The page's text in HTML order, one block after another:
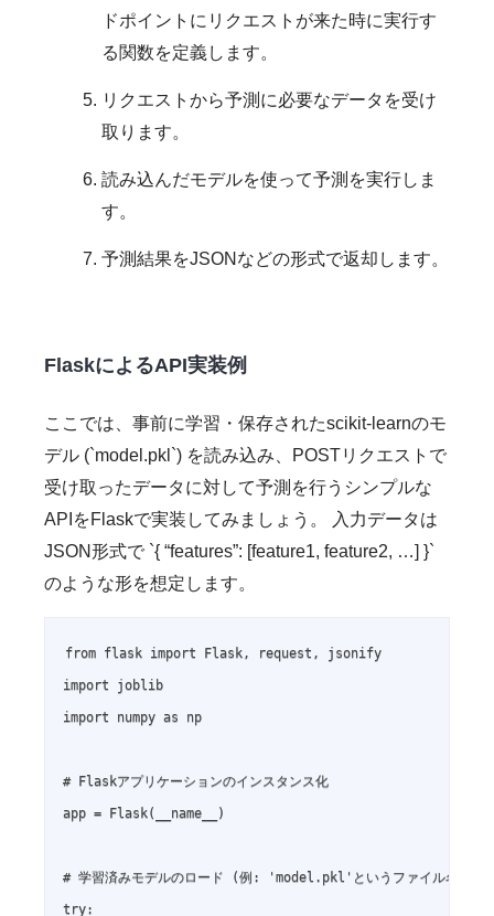
ドポイントにリクエストが来た時に実行す
る関数を定義します。
リクエストから予測に必要なデータを受け
取ります。
読み込んだモデルを使って予測を実行しま
す。
予測結果をJSONなどの形式で返却します。
FlaskによるAPI実装例
ここでは、事前に学習・保存されたscikit-learnのモ
デル (`model.pkl`) を読み込み、POSTリクエストで
受け取ったデータに対して予測を行うシンプルな
APIをFlaskで実装してみましょう。 入力データは
JSON形式で `{ “features”: [feature1, feature2, …] }`
のような形を想定します。
from flask import Flask, request, jsonify
import joblib
import numpy as np
# Flaskアプリケーションのインスタンス化
app = Flask(__name__)
# 学習済みモデルのロード (例: 'model.pkl'というファイル名で保
try: